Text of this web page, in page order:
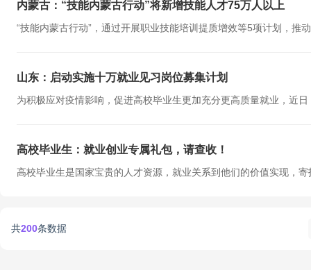
内蒙古：“技能内蒙古行动”将新增技能人才75万人以上
“技能内蒙古行动”，通过开展职业技能培训提质增效等5项计划，推
山东：启动实施十万就业见习岗位募集计划
为积极应对疫情影响，促进高校毕业生更加充分更高质量就业，近
高校毕业生：就业创业专属礼包，请查收！
高校毕业生是国家宝贵的人才资源，就业关系到他们的价值实现，
共200条数据